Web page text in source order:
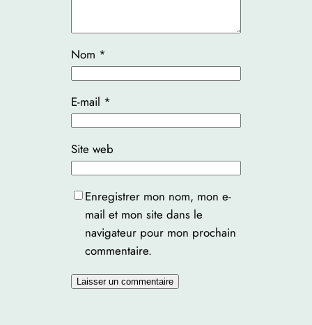
Nom *
E-mail *
Site web
Enregistrer mon nom, mon e-
mail et mon site dans le
navigateur pour mon prochain
commentaire.